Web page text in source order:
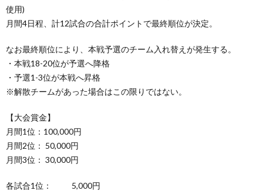
使用)
月間4日程、計12試合の合計ポイントで最終順位が決定。
なお最終順位により、本戦予選のチーム入れ替えが発生する。
・本戦18-20位が予選へ降格
・予選1-3位が本戦へ昇格
※解散チームがあった場合はこの限りではない。
【大会賞金】
月間1位：100,000円
月間2位： 50,000円
月間3位： 30,000円
各試合1位： 5,000円